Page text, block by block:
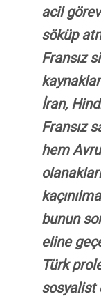
acil
söküp
Fransız
İran,
Fransız
hem
bunun
eline
Türk
sosyalist